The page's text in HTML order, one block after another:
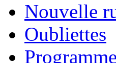
Nouvelle
Oubliettes